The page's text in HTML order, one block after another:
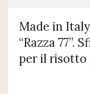
Made in
“Razza 77”.
per il